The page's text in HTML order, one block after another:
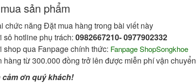
sản phẩm
chức năng Đặt mua hàng trong bài viết này
sô hotline phụ trách: 0982667210- 0977902332
shop qua Fanpage chính thức: Fanpage ShopSongkhoe
hàng từ 300.000 đồng trở lên được miễn phí vận chuyển
ơn quý khách!